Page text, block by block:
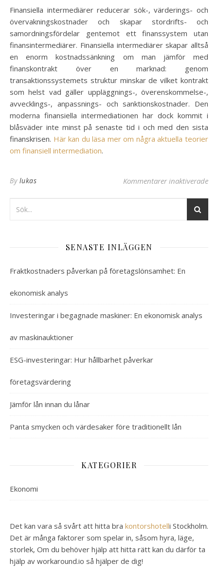
Finansiella intermediärer reducerar sök-, värderings- och
övervakningskostnader och skapar stordrifts- och
samordningsfördelar gentemot ett finanssystem utan
finansintermediärer. Finansiella intermediärer skapar alltså
en enorm kostnadssänkning om man jämför med
finanskontrakt över en marknad: genom
transaktionssystemets struktur minskar de vilket kontrakt
som helst vad gäller uppläggnings-, överenskommelse-,
avvecklings-, anpassnings- och sanktionskostnader. Den
moderna finansiella intermediationen har dock kommit i
blåsväder inte minst på senaste tid i och med den sista
finanskrisen. Här kan du läsa mer om några aktuella teorier
om finansiell intermediation.
By lukas Kommentarer inaktiverade
SENASTE INLÄGGEN
Fraktkostnaders påverkan på företagslönsamhet: En
ekonomisk analys
Investeringar i begagnade maskiner: En ekonomisk analys
av maskinauktioner
ESG-investeringar: Hur hållbarhet påverkar
företagsvärdering
Jämför lån innan du lånar
Panta smycken och värdesaker före traditionellt lån
KATEGORIER
Ekonomi
Det kan vara så svårt att hitta bra kontorshotelli Stockholm.
Det är många faktorer som spelar in, såsom hyra, läge,
storlek, Om du behöver hjälp att hitta rätt kan du därför ta
hjälp av workaround.io så hjälper de dig!